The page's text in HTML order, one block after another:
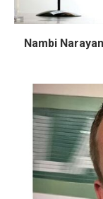
Nambi